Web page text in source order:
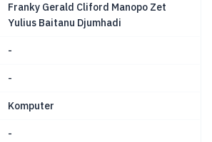
Franky Gerald Cliford Manopo Zet
Yulius Baitanu Djumhadi
-
-
Komputer
-